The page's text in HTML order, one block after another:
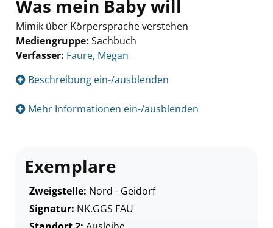
Was mein Baby will
Mimik über Körpersprache verstehen
Mediengruppe: Sachbuch
Verfasser: Suche nach diesem Verfasser
Faure, Megan
Beschreibung ein-/ausblenden
Mehr Informationen ein-/ausblenden
Exemplare
Zweigstelle: Nord - Geidorf
Signatur: NK.GGS FAU